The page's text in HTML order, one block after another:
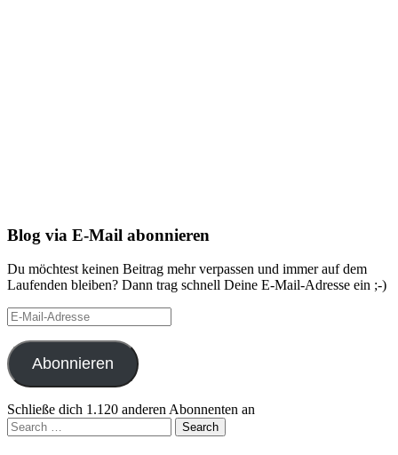
Blog via E-Mail abonnieren
Du möchtest keinen Beitrag mehr verpassen und immer auf dem
Laufenden bleiben? Dann trag schnell Deine E-Mail-Adresse ein ;-)
E-
Mail-
Adresse
Abonnieren
Schließe dich 1.120 anderen Abonnenten an
Search
for: